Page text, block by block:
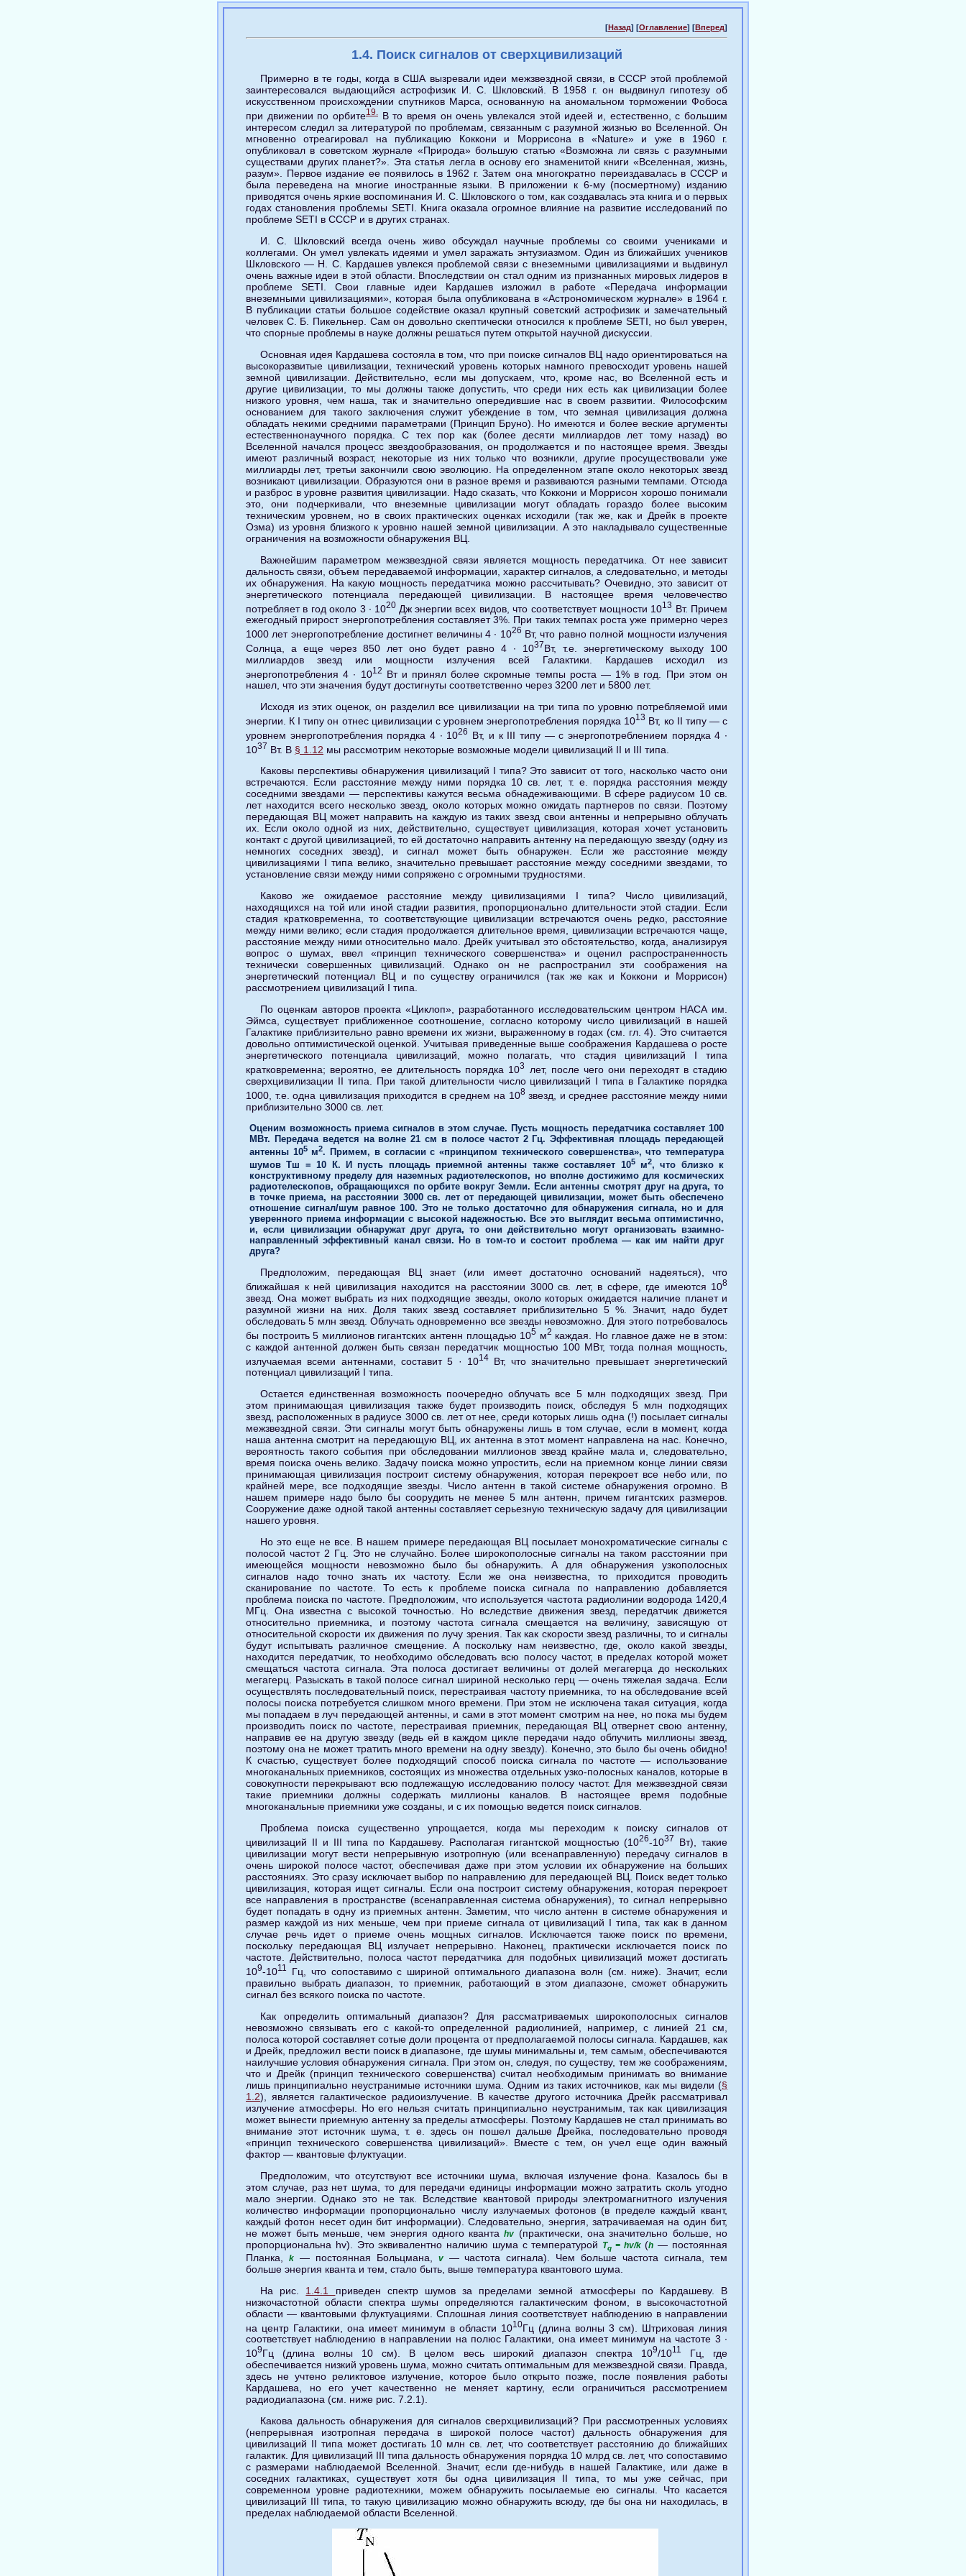
[Назад] [Оглавление] [Вперед]
1.4. Поиск сигналов от сверхцивилизаций
Примерно в те годы, когда в США вызревали идеи межзвездной связи, в СССР этой проблемой
заинтересовался выдающийся астрофизик И. С. Шкловский. В 1958 г. он выдвинул гипотезу об
искусственном происхождении спутников Марса, основанную на аномальном торможении Фобоса
при движении по орбите19.
В то время он очень увлекался этой идеей и, естественно, с большим
интересом следил за литературой по проблемам, связанным с разумной жизнью во Вселенной. Он
мгновенно отреагировал на публикацию Коккони и Моррисона в «Nature» и уже в 1960 г.
опубликовал в советском журнале «Природа» большую статью «Возможна ли связь с разумными
существами других планет?». Эта статья легла в основу его знаменитой книги «Вселенная, жизнь,
разум». Первое издание ее появилось в 1962 г. Затем она многократно переиздавалась в СССР и
была переведена на многие иностранные языки. В приложении к 6-му (посмертному) изданию
приводятся очень яркие воспоминания И. С. Шкловского о том, как создавалась эта книга и о первых
годах становления проблемы SETI. Книга оказала огромное влияние на развитие исследований по
проблеме SETI в СССР и в других странах.
И. С. Шкловский всегда очень живо обсуждал научные проблемы со своими учениками и
коллегами. Он умел увлекать идеями и умел заражать энтузиазмом. Один из ближайших учеников
Шкловского — Н. С. Кардашев увлекся проблемой связи с внеземными цивилизациями и выдвинул
очень важные идеи в этой области. Впоследствии он стал одним из признанных мировых лидеров в
проблеме SETI. Свои главные идеи Кардашев изложил в работе «Передача информации
внеземными цивилизациями», которая была опубликована в «Астрономическом журнале» в 1964 г.
В публикации статьи большое содействие оказал крупный советский астрофизик и замечательный
человек С. Б. Пикельнер. Сам он довольно скептически относился к проблеме SETI, но был уверен,
что спорные проблемы в науке должны решаться путем открытой научной дискуссии.
Основная идея Кардашева состояла в том, что при поиске сигналов ВЦ надо ориентироваться на
высокоразвитые цивилизации, технический уровень которых намного превосходит уровень нашей
земной цивилизации. Действительно, если мы допускаем, что, кроме нас, во Вселенной есть и
другие цивилизации, то мы должны также допустить, что среди них есть как цивилизации более
низкого уровня, чем наша, так и значительно опередившие нас в своем развитии. Философским
основанием для такого заключения служит убеждение в том, что земная цивилизация должна
обладать некими средними параметрами (Принцип Бруно). Но имеются и более веские аргументы
естественнонаучного порядка. С тех пор как (более десяти миллиардов лет тому назад) во
Вселенной начался процесс звездообразования, он продолжается и по настоящее время. Звезды
имеют различный возраст, некоторые из них только что возникли, другие просуществовали уже
миллиарды лет, третьи закончили свою эволюцию. На определенном этапе около некоторых звезд
возникают цивилизации. Образуются они в разное время и развиваются разными темпами. Отсюда
и разброс в уровне развития цивилизации. Надо сказать, что Коккони и Моррисон хорошо понимали
это, они подчеркивали, что внеземные цивилизации могут обладать гораздо более высоким
техническим уровнем, но в своих практических оценках исходили (так же, как и Дрейк в проекте
Озма) из уровня близкого к уровню нашей земной цивилизации. А это накладывало существенные
ограничения на возможности обнаружения ВЦ.
Важнейшим параметром межзвездной связи является мощность передатчика. От нее зависит
дальность связи, объем передаваемой информации, характер сигналов, а следовательно, и методы
их обнаружения. На какую мощность передатчика можно рассчитывать? Очевидно, это зависит от
энергетического потенциала передающей цивилизации. В настоящее время человечество
потребляет в год около 3 ∙ 1020 Дж энергии всех видов, что соответствует мощности 1013 Вт. Причем
ежегодный прирост энергопотребления составляет 3%. При таких темпах роста уже примерно через
1000 лет энергопотребление достигнет величины 4 ∙ 1026 Вт, что равно полной мощности излучения
Солнца, а еще через 850 лет оно будет равно 4 ∙ 1037Вт, т.е. энергетическому выходу 100
миллиардов звезд или мощности излучения всей Галактики. Кардашев исходил из
энергопотребления 4 ∙ 1012
Вт и принял более скромные темпы роста — 1% в год. При этом он
нашел, что эти значения будут достигнуты соответственно через 3200 лет и 5800 лет.
Исходя из этих оценок, он разделил все цивилизации на три типа по уровню потребляемой ими
энергии. К I типу он отнес цивилизации с уровнем энергопотребления порядка 1013 Вт, ко II типу — с
уровнем энергопотребления порядка 4 ∙ 1026
Вт, и к III типу — с энергопотреблением порядка 4 ∙
1037 Вт. В § 1.12 мы рассмотрим некоторые возможные модели цивилизаций II и III типа.
Каковы перспективы обнаружения цивилизаций I типа? Это зависит от того, насколько часто они
встречаются. Если расстояние между ними порядка 10 св. лет, т. е. порядка расстояния между
соседними звездами — перспективы кажутся весьма обнадеживающими. В сфере радиусом 10 св.
лет находится всего несколько звезд, около которых можно ожидать партнеров по связи. Поэтому
передающая ВЦ может направить на каждую из таких звезд свои антенны и непрерывно облучать
их. Если около одной из них, действительно, существует цивилизация, которая хочет установить
контакт с другой цивилизацией, то ей достаточно направить антенну на передающую звезду (одну из
немногих соседних звезд), и сигнал может быть обнаружен. Если же расстояние между
цивилизациями I типа велико, значительно превышает расстояние между соседними звездами, то
установление связи между ними сопряжено с огромными трудностями.
Каково же ожидаемое расстояние между цивилизациями I типа? Число цивилизаций,
находящихся на той или иной стадии развития, пропорционально длительности этой стадии. Если
стадия кратковременна, то соответствующие цивилизации встречаются очень редко, расстояние
между ними велико; если стадия продолжается длительное время, цивилизации встречаются чаще,
расстояние между ними относительно мало. Дрейк учитывал это обстоятельство, когда, анализируя
вопрос о шумах, ввел «принцип технического совершенства» и оценил распространенность
технически совершенных цивилизаций. Однако он не распространил эти соображения на
энергетический потенциал ВЦ и по существу ограничился (так же как и Коккони и Моррисон)
рассмотрением цивилизаций I типа.
По оценкам авторов проекта «Циклоп», разработанного исследовательским центром НАСА им.
Эймса, существует приближенное соотношение, согласно которому число цивилизаций в нашей
Галактике приблизительно равно времени их жизни, выраженному в годах (см. гл. 4). Это считается
довольно оптимистической оценкой. Учитывая приведенные выше соображения Кардашева о росте
энергетического потенциала цивилизаций, можно полагать, что стадия цивилизаций I типа
кратковременна; вероятно, ее длительность порядка 103
лет, после чего они переходят в стадию
сверхцивилизации II типа. При такой длительности число цивилизаций I типа в Галактике порядка
1000, т.е. одна цивилизация приходится в среднем на 108звезд, и среднее расстояние между ними
приблизительно 3000 св. лет.
Оценим возможность приема сигналов в этом случае. Пусть мощность передатчика составляет 100
МВт. Передача ведется на волне 21 см в полосе частот 2 Гц. Эффективная площадь передающей
антенны 105м2. Примем, в согласии с «принципом технического совершенства», что температура
шумов Тш = 10 К. И пусть площадь приемной антенны также составляет 105м2, что близко к
конструктивному пределу для наземных радиотелескопов, но вполне достижимо для космических
радиотелескопов, обращающихся по орбите вокруг Земли. Если антенны смотрят друг на друга, то
в точке приема, на расстоянии 3000 св. лет от передающей цивилизации, может быть обеспечено
отношение сигнал/шум равное 100. Это не только достаточно для обнаружения сигнала, но и для
уверенного приема информации с высокой надежностью. Все это выглядит весьма оптимистично,
и, если цивилизации обнаружат друг друга, то они действительно могут организовать взаимно-
направленный эффективный канал связи. Но в том-то и состоит проблема — как им найти друг
друга?
Предположим, передающая ВЦ знает (или имеет достаточно оснований надеяться), что
ближайшая к ней цивилизация находится на расстоянии 3000 св. лет, в сфере, где имеются 108
звезд. Она может выбрать из них подходящие звезды, около которых ожидается наличие планет и
разумной жизни на них. Доля таких звезд составляет приблизительно 5 %. Значит, надо будет
обследовать 5 млн звезд. Облучать одновременно все звезды невозможно. Для этого потребовалось
бы построить 5 миллионов гигантских антенн площадью 105 м2 каждая. Но главное даже не в этом:
с каждой антенной должен быть связан передатчик мощностью 100 МВт, тогда полная мощность,
излучаемая всеми антеннами, составит 5 · 1014
Вт, что значительно превышает энергетический
потенциал цивилизаций I типа.
Остается единственная возможность поочередно облучать все 5 млн подходящих звезд. При
этом принимающая цивилизация также будет производить поиск, обследуя 5 млн подходящих
звезд, расположенных в радиусе 3000 св. лет от нее, среди которых лишь одна (!) посылает сигналы
межзвездной связи. Эти сигналы могут быть обнаружены лишь в том случае, если в момент, когда
наша антенна смотрит на передающую ВЦ, их антенна в этот момент направлена на нас. Конечно,
вероятность такого события при обследовании миллионов звезд крайне мала и, следовательно,
время поиска очень велико. Задачу поиска можно упростить, если на приемном конце линии связи
принимающая цивилизация построит систему обнаружения, которая перекроет все небо или, по
крайней мере, все подходящие звезды. Число антенн в такой системе обнаружения огромно. В
нашем примере надо было бы соорудить не менее 5 млн антенн, причем гигантских размеров.
Сооружение даже одной такой антенны составляет серьезную техническую задачу для цивилизации
нашего уровня.
Но это еще не все. В нашем примере передающая ВЦ посылает монохроматические сигналы с
полосой частот 2 Гц. Это не случайно. Более широкополосные сигналы на таком расстоянии при
имеющейся мощности невозможно было бы обнаружить. А для обнаружения узкополосных
сигналов надо точно знать их частоту. Если же она неизвестна, то приходится проводить
сканирование по частоте. То есть к проблеме поиска сигнала по направлению добавляется
проблема поиска по частоте. Предположим, что используется частота радиолинии водорода 1420,4
МГц. Она известна с высокой точностью. Но вследствие движения звезд, передатчик движется
относительно приемника, и поэтому частота сигнала смещается на величину, зависящую от
относительной скорости их движения по лучу зрения. Так как скорости звезд различны, то и сигналы
будут испытывать различное смещение. А поскольку нам неизвестно, где, около какой звезды,
находится передатчик, то необходимо обследовать всю полосу частот, в пределах которой может
смещаться частота сигнала. Эта полоса достигает величины от долей мегагерца до нескольких
мегагерц. Разыскать в такой полосе сигнал шириной несколько герц — очень тяжелая задача. Если
осуществлять последовательный поиск, перестраивая частоту приемника, то на обследование всей
полосы поиска потребуется слишком много времени. При этом не исключена такая ситуация, когда
мы попадаем в луч передающей антенны, и сами в этот момент смотрим на нее, но пока мы будем
производить поиск по частоте, перестраивая приемник, передающая ВЦ отвернет свою антенну,
направив ее на другую звезду (ведь ей в каждом цикле передачи надо облучить миллионы звезд,
поэтому она не может тратить много времени на одну звезду). Конечно, это было бы очень обидно!
К счастью, существует более подходящий способ поиска сигнала по частоте — использование
многоканальных приемников, состоящих из множества отдельных узко-полосных каналов, которые в
совокупности перекрывают всю подлежащую исследованию полосу частот. Для межзвездной связи
такие приемники должны содержать миллионы каналов. В настоящее время подобные
многоканальные приемники уже созданы, и с их помощью ведется поиск сигналов.
Проблема поиска существенно упрощается, когда мы переходим к поиску сигналов от
цивилизаций II и III типа по Кардашеву. Располагая гигантской мощностью (1026-1037
Вт), такие
цивилизации могут вести непрерывную изотропную (или всенаправленную) передачу сигналов в
очень широкой полосе частот, обеспечивая даже при этом условии их обнаружение на больших
расстояниях. Это сразу исключает выбор по направлению для передающей ВЦ. Поиск ведет только
цивилизация, которая ищет сигналы. Если она построит систему обнаружения, которая перекроет
все направления в пространстве (всенаправленная система обнаружения), то сигнал непрерывно
будет попадать в одну из приемных антенн. Заметим, что число антенн в системе обнаружения и
размер каждой из них меньше, чем при приеме сигнала от цивилизаций I типа, так как в данном
случае речь идет о приеме очень мощных сигналов. Исключается также поиск по времени,
поскольку передающая ВЦ излучает непрерывно. Наконец, практически исключается поиск по
частоте. Действительно, полоса частот передатчика для подобных цивилизаций может достигать
109-1011
Гц, что сопоставимо с шириной оптимального диапазона волн (см. ниже). Значит, если
правильно выбрать диапазон, то приемник, работающий в этом диапазоне, сможет обнаружить
сигнал без всякого поиска по частоте.
Как определить оптимальный диапазон? Для рассматриваемых широкополосных сигналов
невозможно связывать его с какой-то определенной радиолинией, например, с линией 21 см,
полоса которой составляет сотые доли процента от предполагаемой полосы сигнала. Кардашев, как
и Дрейк, предложил вести поиск в диапазоне, где шумы минимальны и, тем самым, обеспечиваются
наилучшие условия обнаружения сигнала. При этом он, следуя, по существу, тем же соображениям,
что и Дрейк (принцип технического совершенства) считал необходимым принимать во внимание
лишь принципиально неустранимые источники шума. Одним из таких источников, как мы видели (§
1.2), является галактическое радиоизлучение. В качестве другого источника Дрейк рассматривал
излучение атмосферы. Но его нельзя считать принципиально неустранимым, так как цивилизация
может вынести приемную антенну за пределы атмосферы. Поэтому Кардашев не стал принимать во
внимание этот источник шума, т. е. здесь он пошел дальше Дрейка, последовательно проводя
«принцип технического совершенства цивилизаций». Вместе с тем, он учел еще один важный
фактор — квантовые флуктуации.
Предположим, что отсутствуют все источники шума, включая излучение фона. Казалось бы в
этом случае, раз нет шума, то для передачи единицы информации можно затратить сколь угодно
мало энергии. Однако это не так. Вследствие квантовой природы электромагнитного излучения
количество информации пропорционально числу излучаемых фотонов (в пределе каждый квант,
каждый фотон несет один бит информации). Следовательно, энергия, затрачиваемая на один бит,
не может быть меньше, чем энергия одного квантаhv (практически, она значительно больше, но
пропорциональна hv). Это эквивалентно наличию шума с температурой
Тq = hv/k(h — постоянная
Планка,
k— постоянная Больцмана, v— частота сигнала). Чем больше частота сигнала, тем
больше энергия кванта и тем, стало быть, выше температура квантового шума.
На рис. 1.4.1 приведен спектр шумов за пределами земной атмосферы по Кардашеву. В
низкочастотной области спектра шумы определяются галактическим фоном, в высокочастотной
области — квантовыми флуктуациями. Сплошная линия соответствует наблюдению в направлении
на центр Галактики, она имеет минимум в области 1010Гц (длина волны 3 см). Штриховая линия
соответствует наблюдению в направлении на полюс Галактики, она имеет минимум на частоте 3 ∙
109Гц (длина волны 10 см). В целом весь широкий диапазон спектра 109/1011
Гц, где
обеспечивается низкий уровень шума, можно считать оптимальным для межзвездной связи. Правда,
здесь не учтено реликтовое излучение, которое было открыто позже, после появления работы
Кардашева, но его учет качественно не меняет картину, если ограничиться рассмотрением
радиодиапазона (см. ниже рис. 7.2.1).
Какова дальность обнаружения для сигналов сверхцивилизаций? При рассмотренных условиях
(непрерывная изотропная передача в широкой полосе частот) дальность обнаружения для
цивилизаций II типа может достигать 10 млн св. лет, что соответствует расстоянию до ближайших
галактик. Для цивилизаций III типа дальность обнаружения порядка 10 млрд св. лет, что сопоставимо
с размерами наблюдаемой Вселенной. Значит, если где-нибудь в нашей Галактике, или даже в
соседних галактиках, существует хотя бы одна цивилизация II типа, то мы уже сейчас, при
современном уровне радиотехники, можем обнаружить посылаемые ею сигналы. Что касается
цивилизаций III типа, то такую цивилизацию можно обнаружить всюду, где бы она ни находилась, в
пределах наблюдаемой области Вселенной.